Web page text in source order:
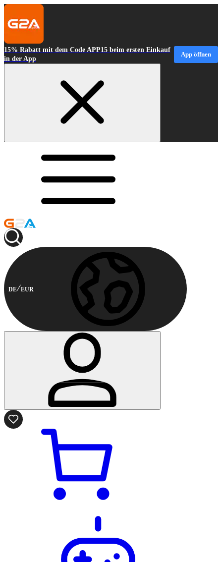
15% Rabatt mit dem Code APP15 beim ersten Einkauf
in der App
App öffnen
DE EUR